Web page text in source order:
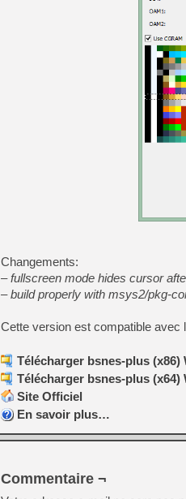
Changements:
– fullscreen mode hides cursor
– build properly with msys2/pkg-
Cette version est compatible avec
Télécharger bsnes-plus (x86)
Télécharger bsnes-plus (x64)
Site Officiel
En savoir plus…
Commentaire ¬